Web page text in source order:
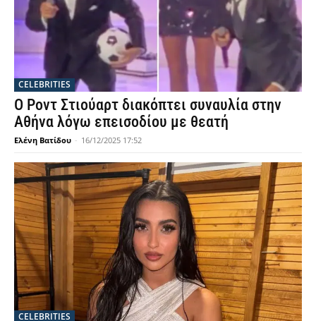
CELEBRITIES
Ο Ροντ Στιούαρτ διακόπτει συναυλία στην
Αθήνα λόγω επεισοδίου με θεατή
Ελένη Βατίδου - 16/12/2025 17:52
CELEBRITIES